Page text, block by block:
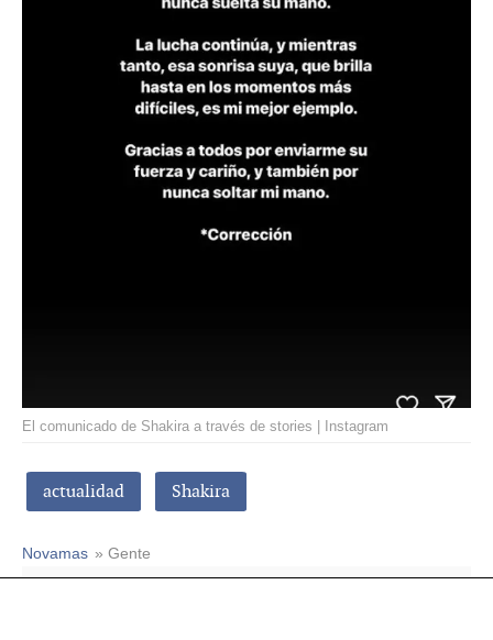
El comunicado de Shakira a través de stories | Instagram
actualidad Shakira
Novamas » Gente